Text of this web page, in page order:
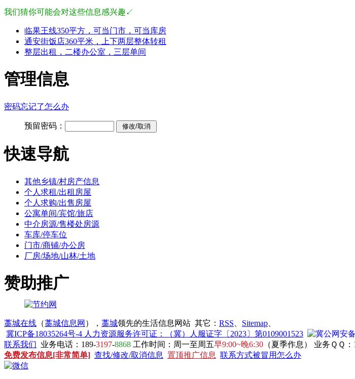
我们猜你可能会对这些信息感兴趣↙
临果王线350平方，可当门市，可当库房
通安街饭店360平米，上下两层整体转租
整层出租，二楼办公室，三层单间
管理信息
密码忘记了怎么办
预留密码：
快速导航
其他乡镇/村房产信息
个人求租/出租房屋
个人求购/出售房屋
公寓单间/宾馆/旅店
中介房源/售楼处房源
车库/停车位
门市/商铺/办公房
厂房/场地/山林/土地
赞助推广
藁城在线 （藁城信息网 ）， 藁城领先的生活信息网站 其它： RSS Sitemap
冀ICP备18035264号-4 人力资源服务许可证：（冀）人服证字〔2023〕第0109001523
冀公网安
联系我们 业务电话：189-3197-8868 工作时间：周一至周五早9:00~晚6:30 （夏季作息） 业务ＱＱ：
免费发布信息[非常简单] 查找/修改/取消信息 置顶推广信息 联系方式被冒用怎么办